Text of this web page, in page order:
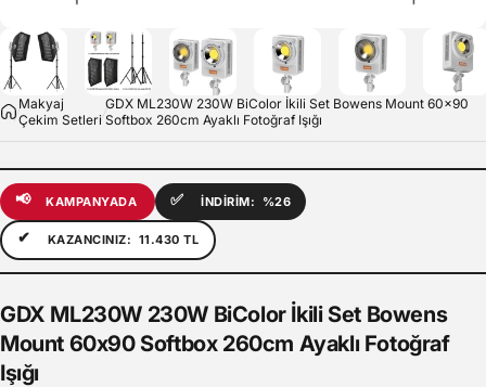
Makyaj
Çekim Setleri
GDX ML230W 230W BiColor İkili Set Bowens Mount 60x90
Softbox 260cm Ayaklı Fotoğraf Işığı
📢 KAMPANYADA ✅ İNDİRİM: %26
✔ KAZANCINIZ: 11.430 TL
GDX ML230W 230W BiColor İkiliSet Bowens
Mount 60x90Softbox 260cm Ayaklı Fotoğraf
Işığı